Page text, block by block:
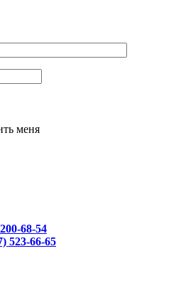
меня
68-54
523-66-65